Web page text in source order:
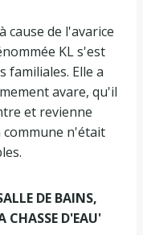
cause de l'avarice
KL s'est
familiales. Elle a
avare, qu'il
et revienne
commune n'était
DE BAINS,
CHASSE D'EAU'